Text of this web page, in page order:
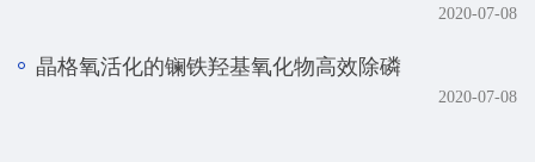
2020-07-08
晶格氧活化的镧铁羟基氧化物高效除磷
2020-07-08